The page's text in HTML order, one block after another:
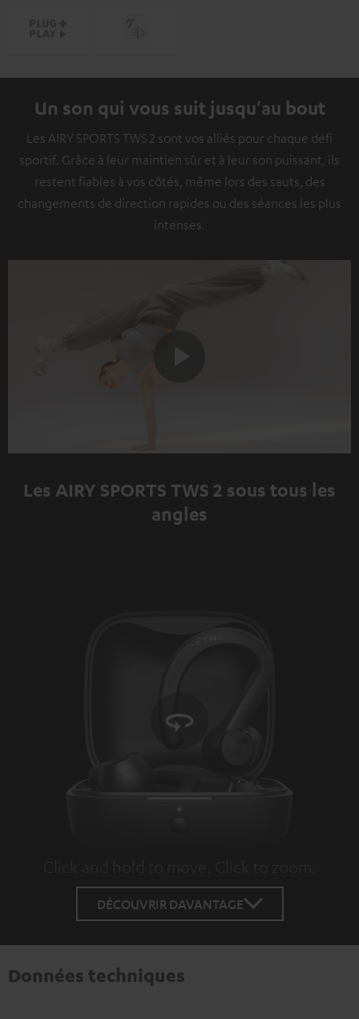
Un son qui vous suit jusqu'au bout
Les AIRY SPORTS TWS 2 sont vos alliés pour chaque défi
sportif. Grâce à leur maintien sûr et à leur son puissant, ils
restent fiables à vos côtés, même lors des sauts, des
changements de direction rapides ou des séances les plus
intenses.
Video
Les AIRY SPORTS TWS 2 sous tous les
angles
DÉCOUVRIR DAVANTAGE
Données techniques